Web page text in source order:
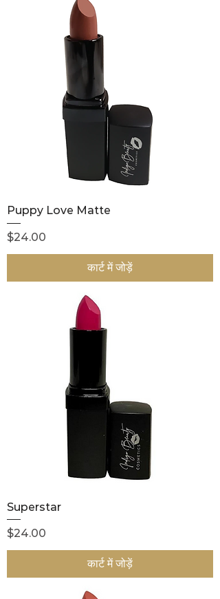
Puppy Love Matte
मूल्य
$24.00
कार्ट में जोड़ें
Superstar
मूल्य
$24.00
कार्ट में जोड़ें